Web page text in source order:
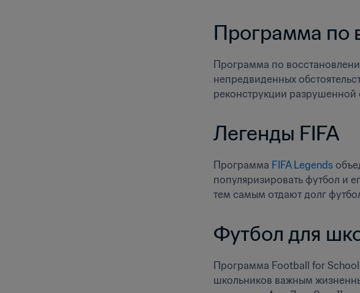
Программа по
Программа по
непредвиденных
реконструкции
Легенды FIFA
Программа FIFA Legends
популяризировать футбол и
тем самым отдают долг
Футбол для
Программа Football for
школьников важным